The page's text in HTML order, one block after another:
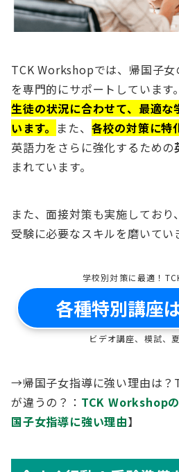
TCK Workshopでは、帰国子女
を専門的にサポートしています。
生徒の状況に合わせて、最適な
います。 また、 各校の対策に特
英語力をさらに強化するための
まれています。
また、面接対策も実施しており
受験に必要なスキルを磨いてい
学校別対策に最適！
各種特別講座
ビデオ講座、模試、
→帰国子女指導に強い理由は
が違うの？： TCK Workshop
国子女指導に強い理由】